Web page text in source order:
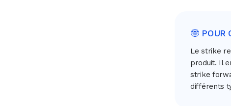
🤓 POUR
Le strike
produit. Il
strike
différents